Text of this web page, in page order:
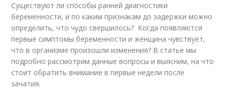
Существуют ли способы ранней диагностики
беременности, и по каким признакам до задержки можно
определить, что чудо свершилось? Когда появляются
первые симптомы беременности и женщина чувствует,
что в организме произошли изменения? В статье мы
подробно рассмотрим данные вопросы и выясним, на что
стоит обратить внимание в первые недели после
зачатия.